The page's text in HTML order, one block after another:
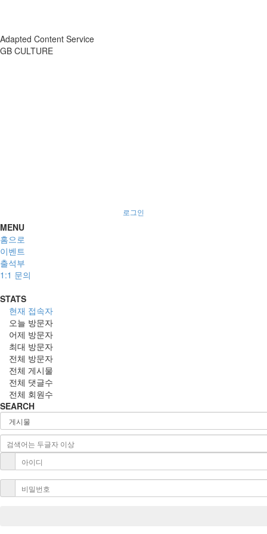
Adapted Content Service
GB CULTURE
로그인
MENU
홈으로
이벤트
출석부
1:1 문의
STATS
현재 접속자
오늘 방문자
어제 방문자
최대 방문자
전체 방문자
전체 게시물
전체 댓글수
전체 회원수
SEARCH